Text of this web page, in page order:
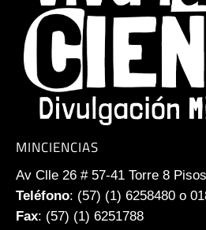
MINCIENCIAS
Av Clle 26 # 57-41 Torre 8
Teléfono: (57) (1) 6258480 o
Fax: (57) (1) 6251788